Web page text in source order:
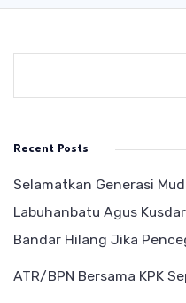
Recent Posts
Selamatkan Generasi
Labuhanbatu Agus
Bandar Hilang Jika
ATR/BPN Bersama KPK